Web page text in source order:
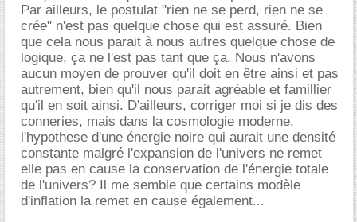
Par ailleurs, le postulat "rien ne se perd, rien ne se
crée" n'est pas quelque chose qui est assuré. Bien
que cela nous parait à nous autres quelque chose de
logique, ça ne l'est pas tant que ça. Nous n'avons
aucun moyen de prouver qu'il doit en être ainsi et pas
autrement, bien qu'il nous parait agréable et famillier
qu'il en soit ainsi. D'ailleurs, corriger moi si je dis des
conneries, mais dans la cosmologie moderne,
l'hypothese d'une énergie noire qui aurait une densité
constante malgré l'expansion de l'univers ne remet
elle pas en cause la conservation de l'énergie totale
de l'univers? Il me semble que certains modèle
d'inflation la remet en cause également...